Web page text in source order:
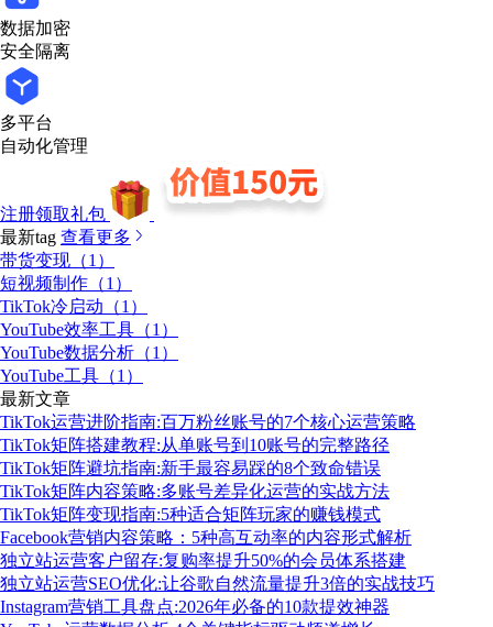
数据加密
安全隔离
多平台
自动化管理
注册领取礼包
最新tag 查看更多
带货变现（1）
短视频制作（1）
TikTok冷启动（1）
YouTube效率工具（1）
YouTube数据分析（1）
YouTube工具（1）
最新文章
TikTok运营进阶指南:百万粉丝账号的7个核心运营策略
TikTok矩阵搭建教程:从单账号到10账号的完整路径
TikTok矩阵避坑指南:新手最容易踩的8个致命错误
TikTok矩阵内容策略:多账号差异化运营的实战方法
TikTok矩阵变现指南:5种适合矩阵玩家的赚钱模式
Facebook营销内容策略：5种高互动率的内容形式解析
独立站运营客户留存:复购率提升50%的会员体系搭建
独立站运营SEO优化:让谷歌自然流量提升3倍的实战技巧
Instagram营销工具盘点:2026年必备的10款提效神器